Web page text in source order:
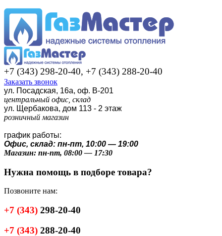
+7 (343) 298-20-40, +7 (343) 288-20-40
Заказать звонок
ул. Посадская, 16а, оф. В-201
центральный офис, склад
ул. Щербакова, дом 113 - 2 этаж
розничный магазин
график работы:
Офис, склад: пн-пт, 10:00 — 19:00
Магазин: пн-пт, 08:00 — 17:30
Нужна помощь в подборе товара?
Позвоните нам:
+7 (343) 298-20-40
+7 (343) 288-20-40